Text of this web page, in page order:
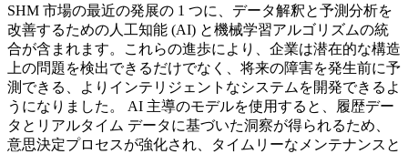
SHM 市場の最近の発展の 1 つに、データ解釈と予測分析を
改善するための人工知能 (AI) と機械学習アルゴリズムの統
合が含まれます。これらの進歩により、企業は潜在的な構造
上の問題を検出できるだけでなく、将来の障害を発生前に予
測できる、よりインテリジェントなシステムを開発できるよ
うになりました。 AI 主導のモデルを使用すると、履歴デー
タとリアルタイム データに基づいた洞察が得られるため、
意思決定プロセスが強化され、タイムリーなメンテナンスと